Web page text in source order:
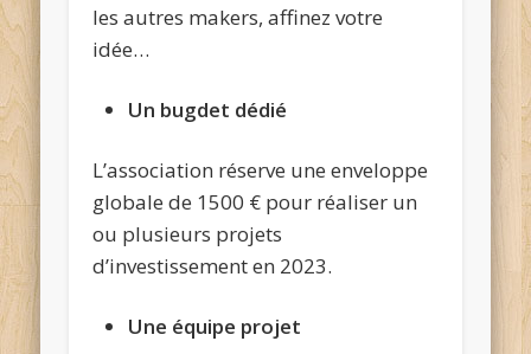
les autres makers, affinez votre
idée…
Un bugdet dédié
L’association réserve une enveloppe
globale de 1500 € pour réaliser un
ou plusieurs projets
d’investissement en 2023.
Une équipe projet